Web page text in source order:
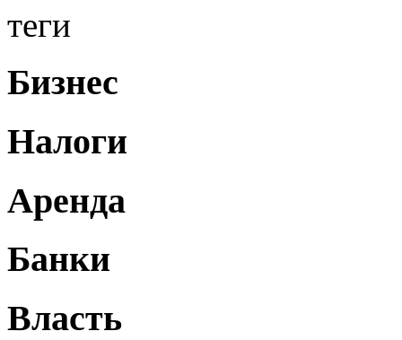
теги
Бизнес
Налоги
Аренда
Банки
Власть